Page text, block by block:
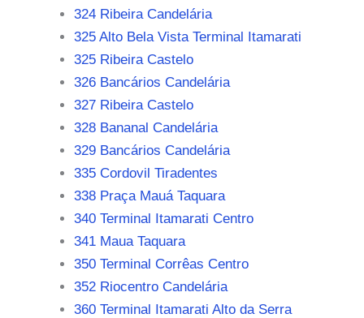
324 Ribeira Candelária
325 Alto Bela Vista Terminal Itamarati
325 Ribeira Castelo
326 Bancários Candelária
327 Ribeira Castelo
328 Bananal Candelária
329 Bancários Candelária
335 Cordovil Tiradentes
338 Praça Mauá Taquara
340 Terminal Itamarati Centro
341 Maua Taquara
350 Terminal Corrêas Centro
352 Riocentro Candelária
360 Terminal Itamarati Alto da Serra